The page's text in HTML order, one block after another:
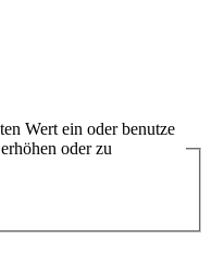
Wert ein oder benutze
oder zu